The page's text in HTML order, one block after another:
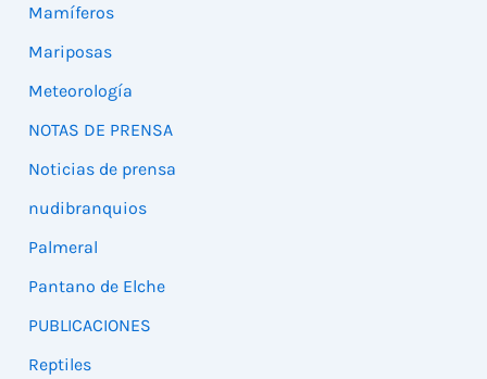
Mamíferos
Mariposas
Meteorología
NOTAS DE PRENSA
Noticias de prensa
nudibranquios
Palmeral
Pantano de Elche
PUBLICACIONES
Reptiles